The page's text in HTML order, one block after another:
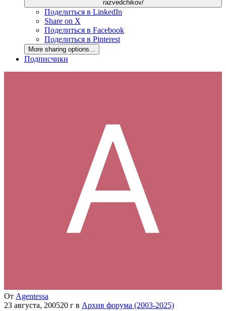
razvedchikov/
Поделиться в LinkedIn
Share on X
Поделиться в Facebook
Поделиться в Pinterest
More sharing options...
Подписчики
От Agentessa
23 августа, 200520 г в Архив форума (2003-2025)